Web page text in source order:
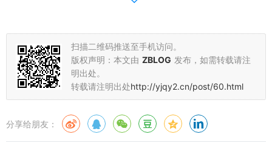
进入新的婚姻关系后，很多人会不自觉地用“过去的经验”来相处，比
如过度防备、急于证明自己，或者因为害怕失去而过度讨好。但2025
年5月，婚姻咨询师李松蔚在某访谈中指出：“再婚家庭需要‘清空过
去’的勇气，把新的关系当作一个独立的个体去经营，而不是重复过去
比较，不过分提及过去的婚姻问题，而是聚焦当下的相处细节。
扫描二维码推送至手机访问。
版权声明：本文由 ZBLOG 发布，如需转载请注
明出处。
转载请注明出处http://yjqy2.cn/post/60.html
分享给朋友：